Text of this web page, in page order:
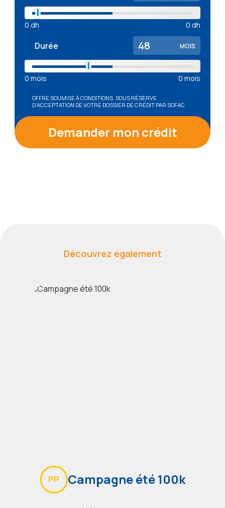
0 dh 0 dh
Durée MOIS
0 mois 0 mois
OFFRE SOUMISE À CONDITIONS. SOUS RÉSERVE
D’ACCEPTATION DE VOTRE DOSSIER DE CRÉDIT PAR SOFAC
Demander mon crédit
Découvrez également
PP Campagne été 100k